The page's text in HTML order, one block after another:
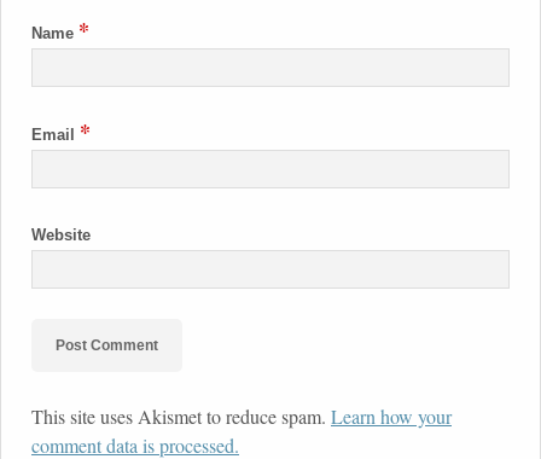
Name *
Email *
Website
This site uses Akismet to reduce spam. Learn how your
comment data is processed.